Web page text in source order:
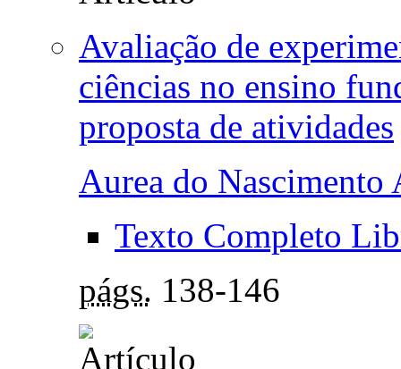
Avaliação de
ciências no ensino
proposta de atividades
Aurea do Nascimento
Texto Completo
págs. 138-146